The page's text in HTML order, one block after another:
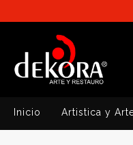
Inicio Artistica y